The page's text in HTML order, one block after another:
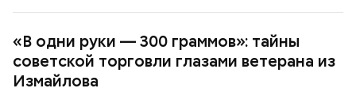
«В одни руки — 300 граммов»: тайны
советской торговли глазами ветерана из
Измайлова